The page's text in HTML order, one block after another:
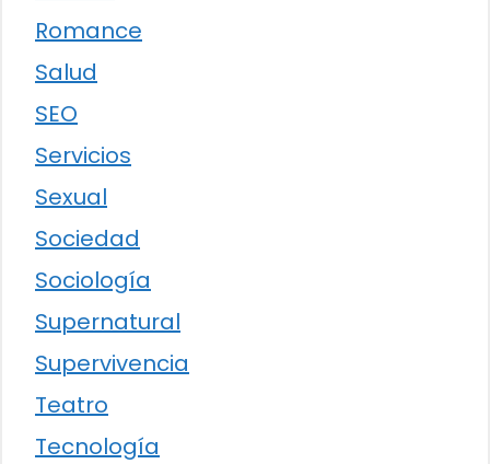
Romance
Salud
SEO
Servicios
Sexual
Sociedad
Sociología
Supernatural
Supervivencia
Teatro
Tecnología